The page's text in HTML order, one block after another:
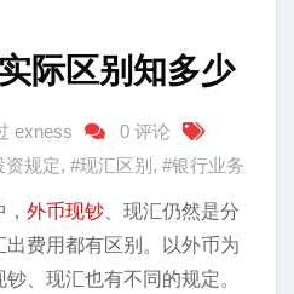
际区别知多少
exness
0 评论
资规定, #现汇区别 , #银行业务
外币现钞、现汇仍然是分
费用都有区别。以外币为
、现汇也有不同的规定。